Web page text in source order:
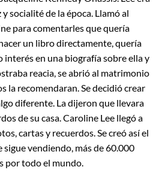
socialité de la época. Llamó al
para comentarles que quería
un libro directamente, quería
interés en una biografía sobre ella y
reacia, se abrió al matrimonio
la recomendaran. Se decidió crear
diferente. La dijeron que llevara
de su casa. Caroline Lee llegó a
cartas y recuerdos. Se creó así el
sigue vendiendo, más de 60.000
por todo el mundo.